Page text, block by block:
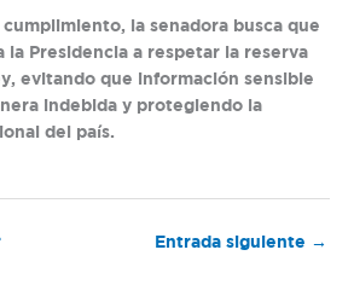
la senadora busca que
la Presidencia a respetar la reserva
evitando que información sensible
indebida y protegiendo la
del país.
Entrada siguiente →